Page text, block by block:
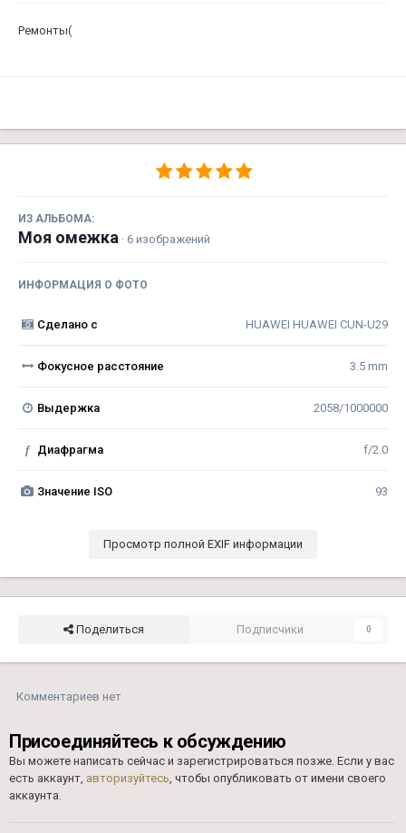
Ремонты(
ИЗ АЛЬБОМА:
Моя омежка · 6 изображений
ИНФОРМАЦИЯ О ФОТО
Сделано с HUAWEI HUAWEI CUN-U29
Фокусное расстояние 3.5 mm
Выдержка 2058/1000000
f Диафрагма f/2.0
Значение ISO 93
Просмотр полной EXIF информации
Поделиться Подписчики 0
Комментариев нет
Присоединяйтесь к обсуждению
Вы можете написать сейчас и зарегистрироваться позже. Если у вас
есть аккаунт, авторизуйтесь , чтобы опубликовать от имени своего
аккаунта.